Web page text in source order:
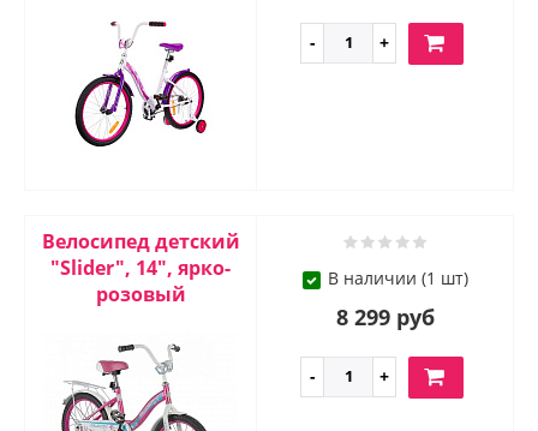
Велосипед детский
"Slider", 14", ярко-
розовый
В наличии (1 шт)
8 299 руб